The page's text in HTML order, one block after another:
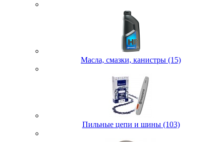
Масла, смазки, канистры (15)
Пильные цепи и шины (103)